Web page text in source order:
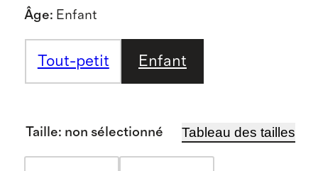
Âge: Enfant
Tout-petit Enfant
Taille: non sélectionné Tableau des tailles